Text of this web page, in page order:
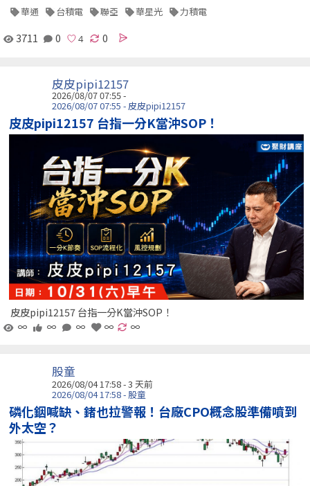
華通 台積電 聯亞 華星光 力積電
3711 0 0
皮皮pipi12157
2026/08/07 07:55 -
2026/08/07 07:55 - 皮皮pipi12157
皮皮pipi12157 台指一分K當沖SOP！
皮皮pipi12157 台指一分K當沖SOP！
∞
∞ ∞ ∞ ∞
股童
2026/08/04 17:58 - 3 天前
2026/08/04 17:58 - 股童
磷化銦喊缺、鍺也拉警報！台廠CPO概念股準備噴到
外太空？